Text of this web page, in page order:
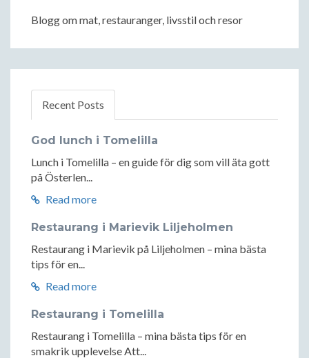
Blogg om mat, restauranger, livsstil och resor
Recent Posts
God lunch i Tomelilla
Lunch i Tomelilla – en guide för dig som vill äta gott
på Österlen...
Read more
Restaurang i Marievik Liljeholmen
Restaurang i Marievik på Liljeholmen – mina bästa
tips för en...
Read more
Restaurang i Tomelilla
Restaurang i Tomelilla – mina bästa tips för en
smakrik upplevelse Att...